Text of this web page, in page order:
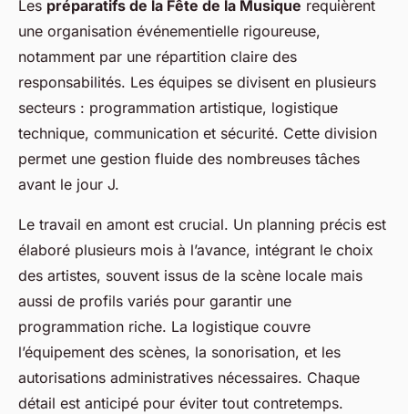
Les préparatifs de la Fête de la Musique requièrent
une organisation événementielle rigoureuse,
notamment par une répartition claire des
responsabilités. Les équipes se divisent en plusieurs
secteurs : programmation artistique, logistique
technique, communication et sécurité. Cette division
permet une gestion fluide des nombreuses tâches
avant le jour J.
Le travail en amont est crucial. Un planning précis est
élaboré plusieurs mois à l’avance, intégrant le choix
des artistes, souvent issus de la scène locale mais
aussi de profils variés pour garantir une
programmation riche. La logistique couvre
l’équipement des scènes, la sonorisation, et les
autorisations administratives nécessaires. Chaque
détail est anticipé pour éviter tout contretemps.